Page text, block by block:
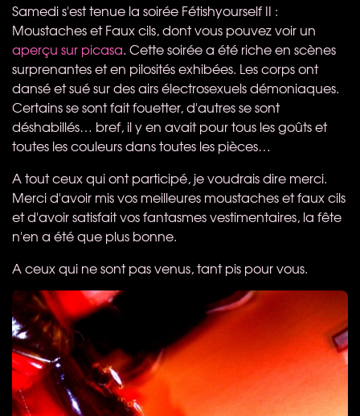
Samedi s'est tenue la soirée Fétishyourself II :
Moustaches et Faux cils, dont vous pouvez voir un
aperçu sur picasa. Cette soirée a été riche en scènes
surprenantes et en pilosités exhibées. Les corps ont
dansé et sué sur des airs électrosexuels démoniaques.
Certains se sont fait fouetter, d'autres se sont
déshabillés… bref, il y en avait pour tous les goûts et
toutes les couleurs dans toutes les pièces…
A tout ceux qui ont participé, je voudrais dire merci.
Merci d'avoir mis vos meilleures moustaches et faux cils
et d'avoir satisfait vos fantasmes vestimentaires, la fête
n'en a été que plus bonne.
A ceux qui ne sont pas venus, tant pis pour vous.